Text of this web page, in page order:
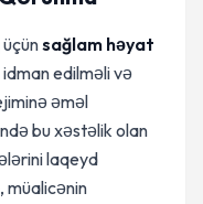
sağlam həyat
edilməli və
əməl
bu xəstəlik olan
laqeyd
müalicənin